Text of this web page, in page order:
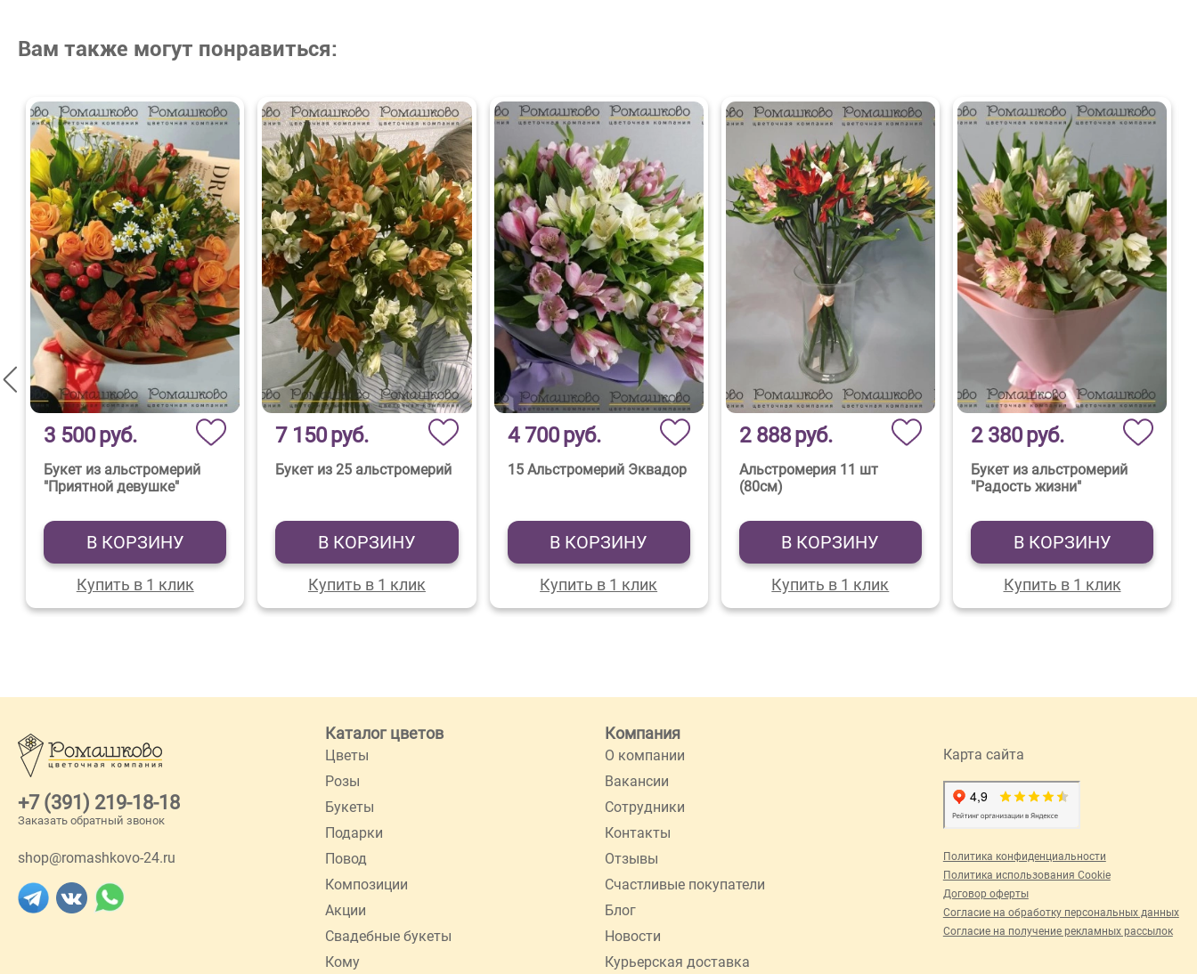
Вам также могут понравиться:
3 500руб.
Букет из альстромерий
"Приятной девушке"
В КОРЗИНУ
Купить в 1 клик
7 150руб.
Букет из 25 альстромерий
В КОРЗИНУ
Купить в 1 клик
4 700руб.
15 Альстромерий Эквадор
В КОРЗИНУ
Купить в 1 клик
2 888руб.
Альстромерия 11 шт
(80см)
В КОРЗИНУ
Купить в 1 клик
2 380руб.
Букет из альстромерий
"Радость жизни"
В КОРЗИНУ
Купить в 1 клик
+7 (391) 219-18-18
Заказать обратный звонок
shop@romashkovo-24.ru
Каталог цветов
Цветы
Розы
Букеты
Подарки
Повод
Композиции
Акции
Свадебные букеты
Кому
Компания
О компании
Вакансии
Сотрудники
Контакты
Отзывы
Счастливые покупатели
Блог
Новости
Курьерская доставка
Карта сайта
Политика конфиденциальности
Политика использования Cookie
Договор оферты
Согласие на обработку персональных данных
Согласие на получение рекламных рассылок